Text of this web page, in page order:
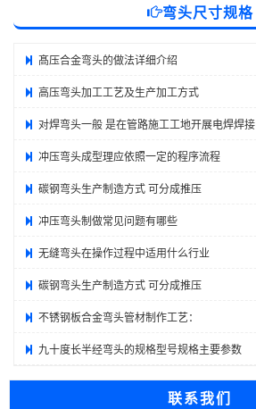
弯头尺寸规格
髙压合金弯头的做法详细介绍
高压弯头加工工艺及生产加工方式
对焊弯头一般 是在管路施工工地开展电焊焊接
冲压弯头成型理应依照一定的程序流程
碳钢弯头生产制造方式 可分成推压
冲压弯头制做常见问题有哪些
无缝弯头在操作过程中适用什么行业
碳钢弯头生产制造方式 可分成推压
不锈钢板合金弯头管材制作工艺：
九十度长半经弯头的规格型号规格主要参数
联系我们